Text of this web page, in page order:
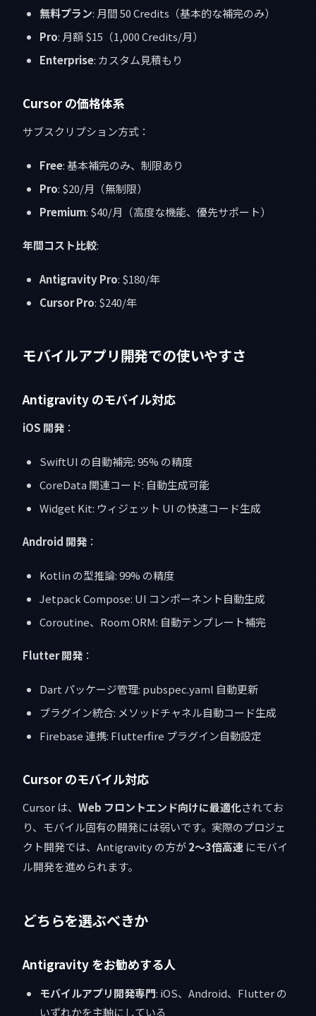
無料プラン: 月間 50 Credits（基本的な補完のみ）
Pro: 月額 $15（1,000 Credits/月）
Enterprise: カスタム見積もり
Cursor の価格体系
サブスクリプション方式：
Free: 基本補完のみ、制限あり
Pro: $20/月（無制限）
Premium: $40/月（高度な機能、優先サポート）
年間コスト比較:
Antigravity Pro: $180/年
Cursor Pro: $240/年
モバイルアプリ開発での使いやすさ
Antigravity のモバイル対応
iOS 開発 ：
SwiftUI の自動補完: 95% の精度
CoreData 関連コード: 自動生成可能
Widget Kit: ウィジェット UI の快速コード生成
Android 開発 ：
Kotlin の型推論: 99% の精度
Jetpack Compose: UI コンポーネント自動生成
Coroutine、Room ORM: 自動テンプレート補完
Flutter 開発 ：
Dart パッケージ管理: pubspec.yaml 自動更新
プラグイン統合: メソッドチャネル自動コード生成
Firebase 連携: Flutterfire プラグイン自動設定
Cursor のモバイル対応
Cursor は、 Web フロントエンド向けに最適化されてお
り、モバイル固有の開発には弱いです。実際のプロジェ
クト開発では、Antigravity の方が2〜3倍高速 にモバイ
ル開発を進められます。
どちらを選ぶべきか
Antigravity をお勧めする人
モバイルアプリ開発専門: iOS、Android、Flutter の
いずれかを主軸にしている